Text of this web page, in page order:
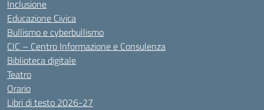
Inclusione
Educazione Civica
Bullismo e cyberbullismo
CIC – Centro Informazione e Consulenza
Biblioteca digitale
Teatro
Orario
Libri di testo 2026-27